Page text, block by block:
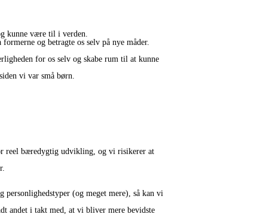
kunne være til i verden.
og betragte os selv på nye måder.
for os selv og skabe rum til at kunne
vi var små børn.
reel bæredygtig udvikling, og vi risikerer at
(og meget mere), så kan vi
andet i takt med, at vi bliver mere bevidste